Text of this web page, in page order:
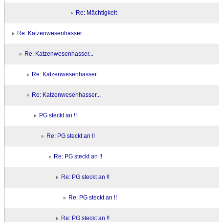
Re: Mächtigkeit
Re: Katzenwesenhasser...
Re: Katzenwesenhasser...
Re: Katzenwesenhasser...
Re: Katzenwesenhasser...
PG steckt an !!
Re: PG steckt an !!
Re: PG steckt an !!
Re: PG steckt an !!
Re: PG steckt an !!
Re: PG steckt an !!